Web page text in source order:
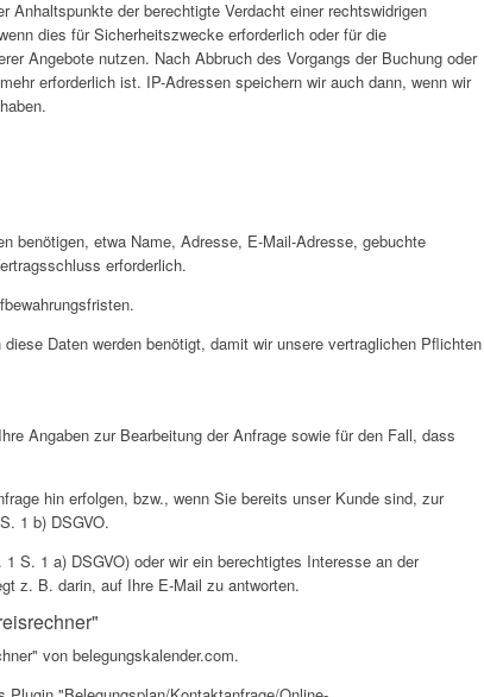
Anhaltspunkte der berechtigte Verdacht einer rechtswidrigen
dies für Sicherheitszwecke erforderlich oder für die
Angebote nutzen. Nach Abbruch des Vorgangs der Buchung oder
erforderlich ist. IP-Adressen speichern wir auch dann, wenn wir
benötigen, etwa Name, Adresse, E-Mail-Adresse, gebuchte
erforderlich.
Daten werden benötigt, damit wir unsere vertraglichen Pflichten
Angaben zur Bearbeitung der Anfrage sowie für den Fall, dass
hin erfolgen, bzw., wenn Sie bereits unser Kunde sind, zur
1 b) DSGVO.
S. 1 a) DSGVO) oder wir ein berechtigtes Interesse an der
z. B. darin, auf Ihre E-Mail zu antworten.
von belegungskalender.com.